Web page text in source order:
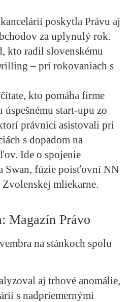
poskytla Právu aj
za uplynulý rok.
kto radil slovenskému
– pri rokovaniach s
kto pomáha firme
úspešnému start-upu zo
právnici asistovali pri
s dopadom na
Ide o spojenie
Swan, fúzie poisťovní NN
mliekarne.
Magazín Právo
na stánkoch spolu
aj trhové anomálie,
s nadpriemernými